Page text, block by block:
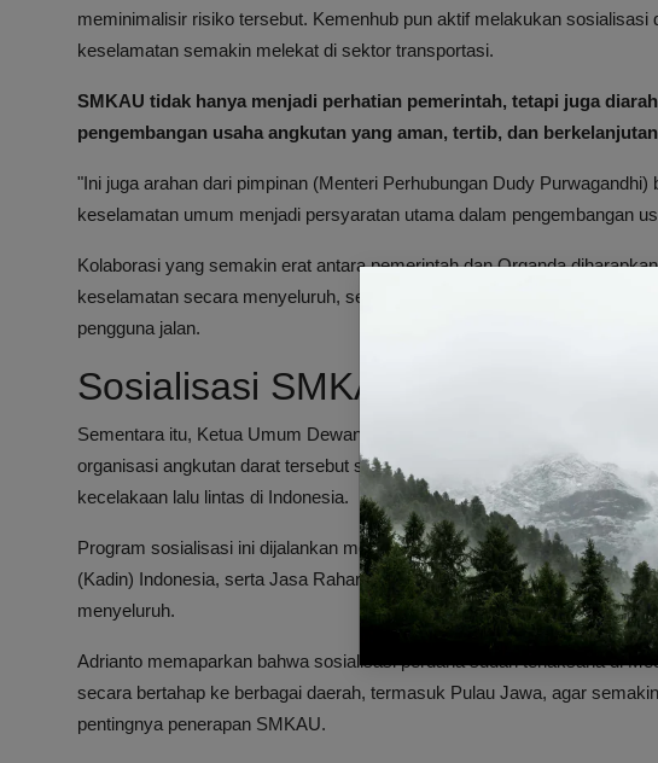
meminimalisir risiko tersebut. Kemenhub pun aktif melakukan
keselamatan semakin melekat di sektor transportasi.
SMKAU tidak hanya menjadi perhatian pemerintah, tetapi juga
pengembangan usaha angkutan yang aman, tertib, dan
"Ini juga arahan dari pimpinan (Menteri Perhubungan Dudy
keselamatan umum menjadi persyaratan utama dalam pengembangan
Kolaborasi yang semakin erat antara pemerintah dan Organda
keselamatan secara menyeluruh, sehingga memberikan perlindungan
pengguna jalan.
Sosialisasi SMKAU oleh Organda
Sementara itu, Ketua Umum Dewan Pimpinan Pusat (DPP) Organda,
organisasi angkutan darat tersebut sudah mulai melakukan sosialisasi
kecelakaan lalu lintas di Indonesia.
Program sosialisasi ini dijalankan melalui kerja sama dengan
(Kadin) Indonesia, serta Jasa Raharja. Tujuannya adalah memperkuat
menyeluruh.
Adrianto memaparkan bahwa sosialisasi perdana sudah terlaksana di
secara bertahap ke berbagai daerah, termasuk Pulau Jawa, agar
pentingnya penerapan SMKAU.